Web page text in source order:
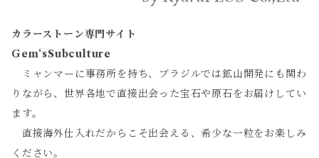
カラーストーン専門サイト
Gem‘sSubculture
ミャンマーに事務所を持ち、ブラジルでは鉱山開発にも関わ
りながら、世界各地で直接出会った宝石や原石をお届けしてい
ます。
直接海外仕入れだからこそ出会える、希少な一粒をお楽しみ
ください。